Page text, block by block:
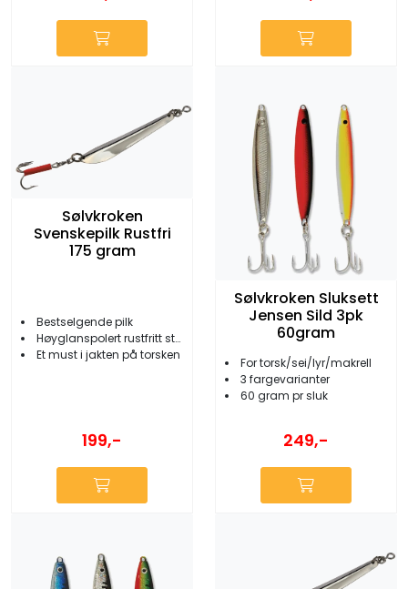
Sølvkroken
Svenskepilk Rustfri
175 gram
Bestselgende pilk
Høyglanspolert rustfritt stål
Et must i jakten på torsken
199,-
Sølvkroken Sluksett
Jensen Sild 3pk
60gram
For torsk/sei/lyr/makrell
3 fargevarianter
60 gram pr sluk
249,-